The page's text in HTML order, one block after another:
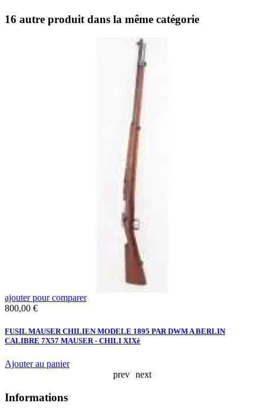
16 autre produit dans la même catégorie
ajouter pour comparer
Prix
800,00 €
FUSIL MAUSER CHILIEN MODELE 1895 PAR DWM A BERLIN
CALIBRE 7X57 MAUSER - CHILI XIXè
Ajouter au panier
prev
next
Informations